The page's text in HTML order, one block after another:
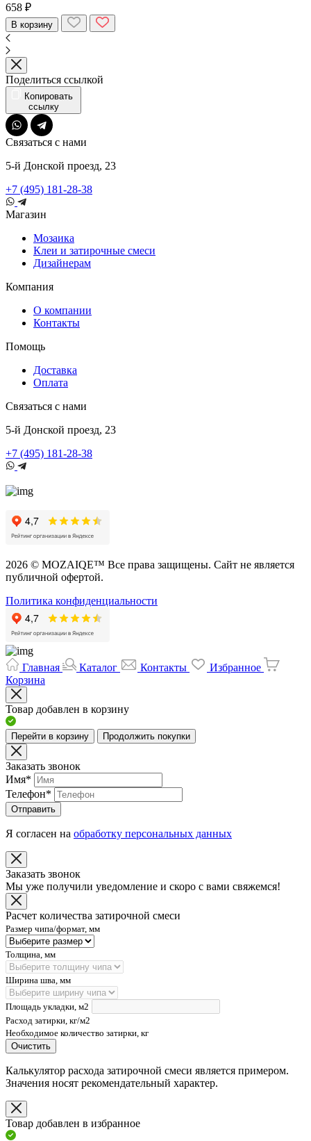
658 ₽
В корзину
Поделиться ссылкой
Копировать
ссылку
Связаться с нами
5-й Донской проезд, 23
+7 (495) 181-28-38
Магазин
Мозаика
Клеи и затирочные смеси
Дизайнерам
Компания
О компании
Контакты
Помощь
Доставка
Оплата
Связаться с нами
5-й Донской проезд, 23
+7 (495) 181-28-38
2026 © MOZAIQE™ Все права защищены. Сайт не является
публичной офертой.
Политика конфиденциальности
Главная Каталог Контакты
Избранное
Корзина
Товар добавлен в корзину
Перейти в корзину Продолжить покупки
Заказать звонок
Имя*
Телефон*
Отправить
Я согласен на обработку персональных данных
Заказать звонок
Мы уже получили уведомление и скоро с вами свяжемся!
Расчет количества затирочной смеси
Размер чипа/формат, мм
Толщина, мм
Ширина шва, мм
Площадь укладки, м2
Расход затирки, кг/м2
Необходимое количество затирки, кг
Очистить
Калькулятор расхода затирочной смеси является примером.
Значения носят рекомендательный характер.
Товар добавлен в избранное